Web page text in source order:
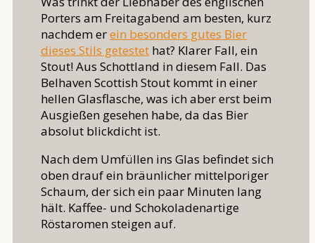
Porters am Freitagabend am besten, kurz
nachdem erein besonders gutes Bier
dieses Stils getestet hat? Klarer Fall, ein
Stout! Aus Schottland in diesem Fall. Das
Belhaven Scottish Stout kommt in einer
hellen Glasflasche, was ich aber erst beim
Ausgießen gesehen habe, da das Bier
absolut blickdicht ist.
Nach dem Umfüllen ins Glas befindet sich
oben drauf ein bräunlicher mittelporiger
Schaum, der sich ein paar Minuten lang
hält. Kaffee- und Schokoladenartige
Röstaromen steigen auf.